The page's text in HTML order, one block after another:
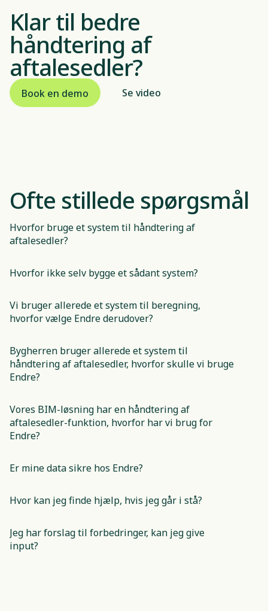
Klar til bedre
håndtering af
aftalesedler?
Book en demo Se video
Ofte stillede spørgsmål
Hvorfor bruge et system til håndtering af
aftalesedler?
Hvorfor ikke selv bygge et sådant system?
Vi bruger allerede et system til beregning,
hvorfor vælge Endre derudover?
Bygherren bruger allerede et system til
håndtering af aftalesedler, hvorfor skulle vi bruge
Endre?
Vores BIM-løsning har en håndtering af
aftalesedler-funktion, hvorfor har vi brug for
Endre?
Er mine data sikre hos Endre?
Hvor kan jeg finde hjælp, hvis jeg går i stå?
Jeg har forslag til forbedringer, kan jeg give
input?